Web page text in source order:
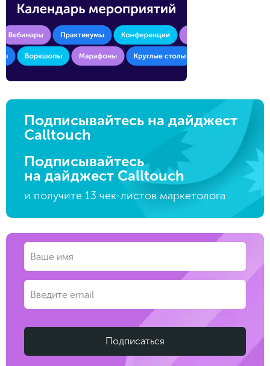
Подписывайтесь на дайджест
Calltouch
Подписывайтесь
на дайджест Calltouch
и получите 13 чек-листов маркетолога